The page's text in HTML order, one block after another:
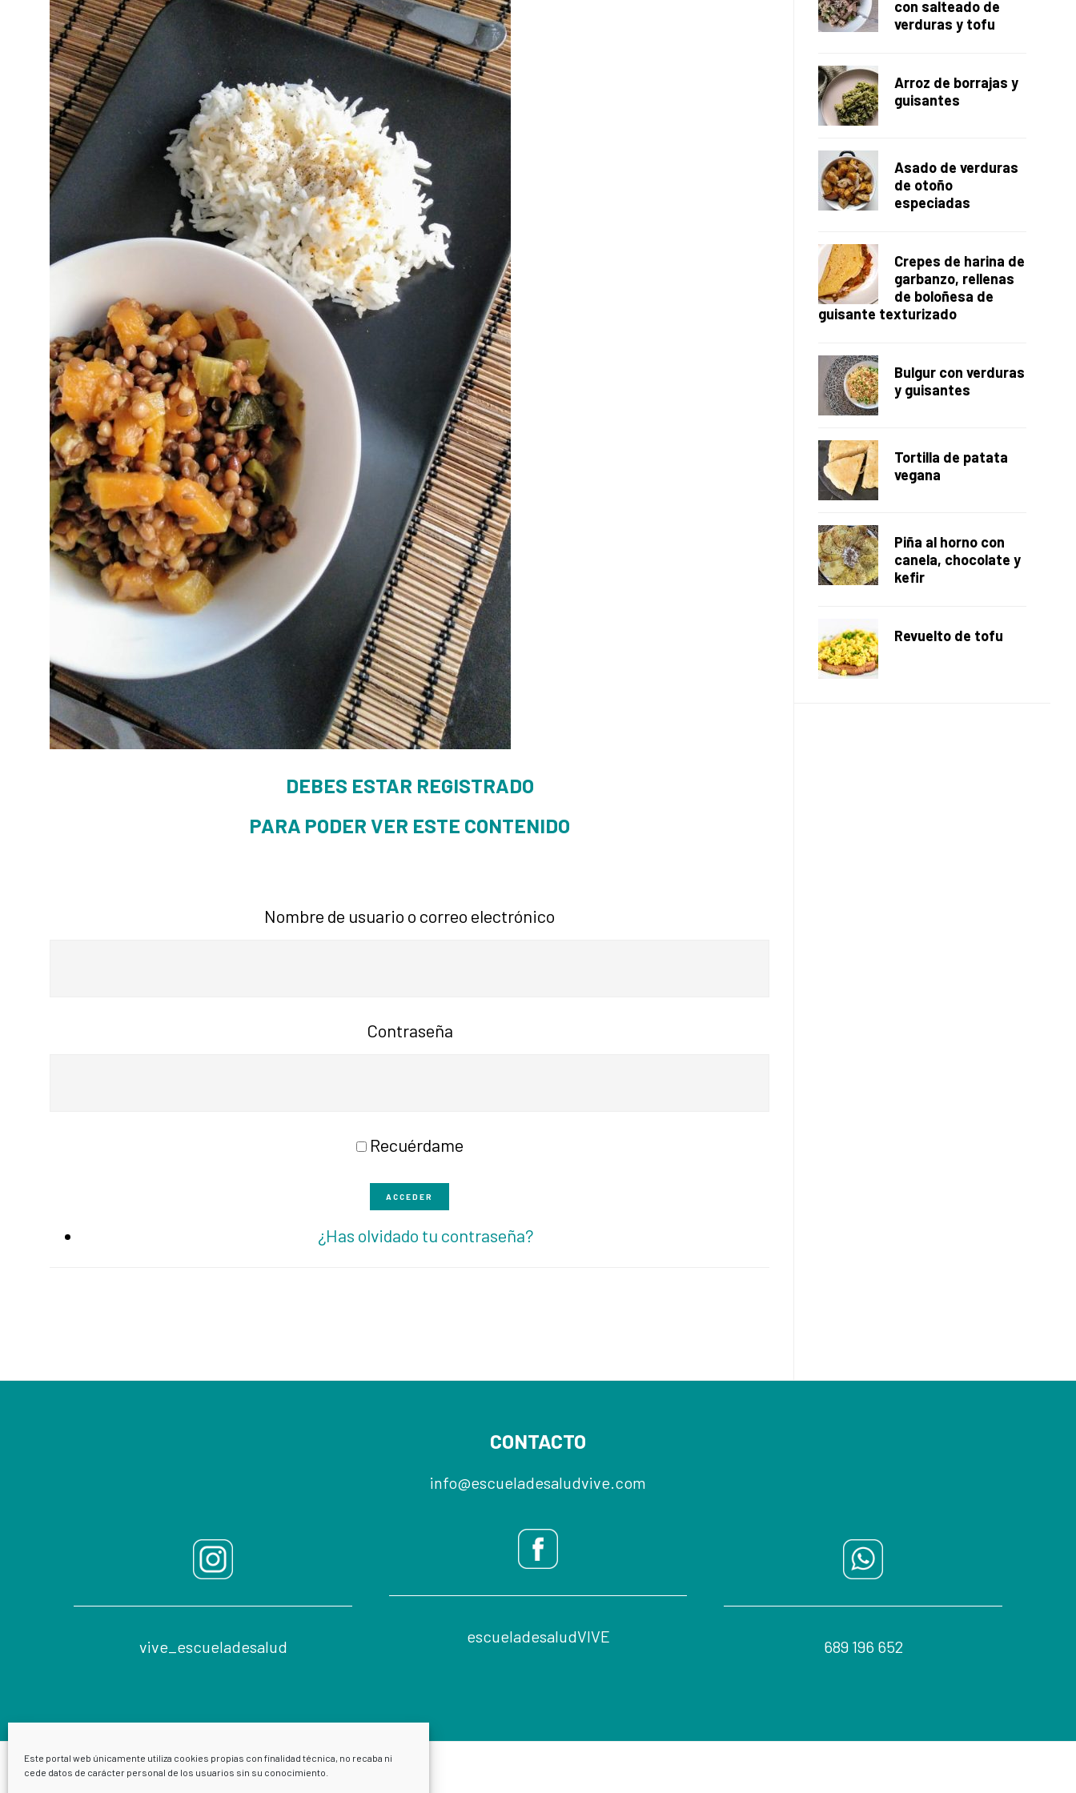
Este portal web únicamente utiliza cookies propias con finalidad técnica, no recaba ni
cede datos de carácter personal de los usuarios sin su conocimiento.
DEBES ESTAR REGISTRADO
PARA PODER VER ESTE CONTENIDO
Nombre de usuario o correo electrónico
Contraseña
Recuérdame
ACCEDER
¿Has olvidado tu contraseña?
con salteado de
verduras y tofu
Arroz de borrajas y
guisantes
Asado de verduras
de otoño
especiadas
Crepes de harina de
garbanzo, rellenas
de boloñesa de
guisante texturizado
Bulgur con verduras
y guisantes
Tortilla de patata
vegana
Piña al horno con
canela, chocolate y
kefir
Revuelto de tofu
vive_escueladesalud
CONTACTO
info@escueladesaludvive.com
escueladesaludVIVE
689 196 652